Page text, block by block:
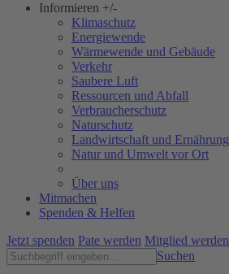
Informieren +/-
Klimaschutz
Energiewende
Wärmewende und Gebäude
Verkehr
Saubere Luft
Ressourcen und Abfall
Verbraucherschutz
Naturschutz
Landwirtschaft und Ernährung
Natur und Umwelt vor Ort
Über uns
Mitmachen
Spenden & Helfen
Jetzt spenden Pate werden Mitglied werden
Suchen